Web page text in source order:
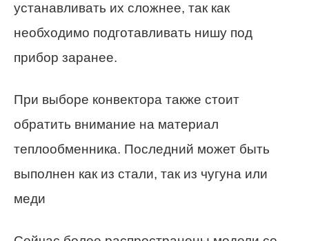
устанавливать их сложнее, так как
необходимо подготавливать нишу под
прибор заранее.
При выборе конвектора также стоит
обратить внимание на материал
теплообменника. Последний может быть
выполнен как из стали, так из чугуна или
меди